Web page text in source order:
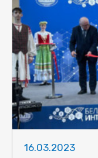
16.03.2023